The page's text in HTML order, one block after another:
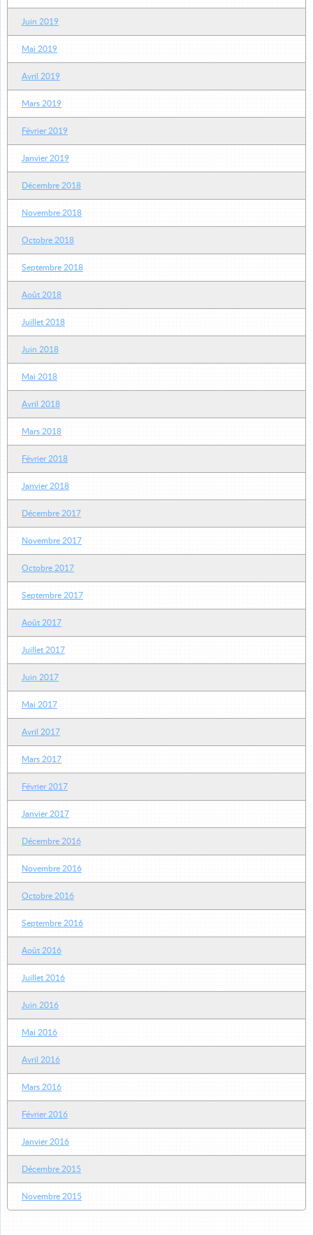
Juin 2019
Mai 2019
Avril 2019
Mars 2019
Février 2019
Janvier 2019
Décembre 2018
Novembre 2018
Octobre 2018
Septembre 2018
Août 2018
Juillet 2018
Juin 2018
Mai 2018
Avril 2018
Mars 2018
Février 2018
Janvier 2018
Décembre 2017
Novembre 2017
Octobre 2017
Septembre 2017
Août 2017
Juillet 2017
Juin 2017
Mai 2017
Avril 2017
Mars 2017
Février 2017
Janvier 2017
Décembre 2016
Novembre 2016
Octobre 2016
Septembre 2016
Août 2016
Juillet 2016
Juin 2016
Mai 2016
Avril 2016
Mars 2016
Février 2016
Janvier 2016
Décembre 2015
Novembre 2015